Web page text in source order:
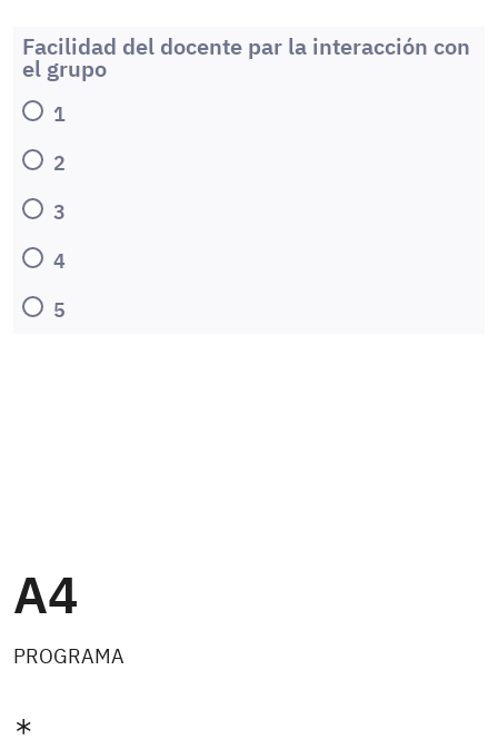
Facilidad del docente par la interacción con
el grupo
1
2
3
4
5
A4
PROGRAMA